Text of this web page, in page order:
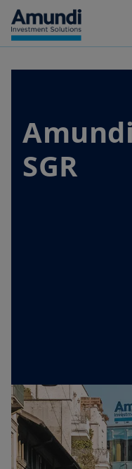
Skip to main content
SGR